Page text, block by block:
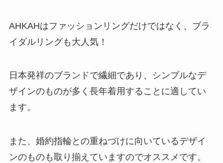
AHKAHはファッションリングだけではなく、ブラ
イダルリングも大人気！
日本発祥のブランドで繊細であり、シンプルなデ
ザインのものが多く長年着用することに適してい
ます。
また、婚約指輪との重ねづけに向いているデザイ
ンのものも取り揃えていますのでオススメです。